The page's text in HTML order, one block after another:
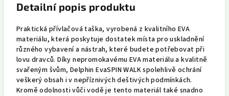
Detailní popis produktu
Praktická přívlačová taška, vyrobená z kvalitního EVA
materiálu, která poskytuje dostatek místa pro uskladnění
různého vybavení a nástrah, které budete potřebovat při
lovu dravců. Díky nepromokavému EVA materiálu a kvalitně
svařeným švům, Delphin EvaSPIN WALK spolehlivě ochrání
veškerý obsah i v nepříznivých deštivých podmínkách.
Kromě odolnosti vůči vodě je tento materiál také snadno